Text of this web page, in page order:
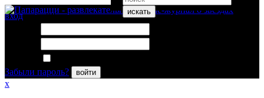
искать
вход
Забыли пароль?
войти
x